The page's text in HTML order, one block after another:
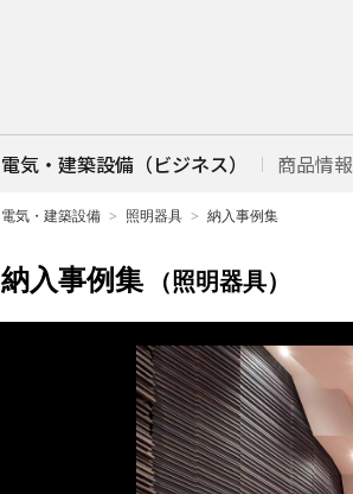
電気・建築設備（ビジネス） 商品情報
電気・建築設備 照明器具 納入事例集
納入事例集 （照明器具）